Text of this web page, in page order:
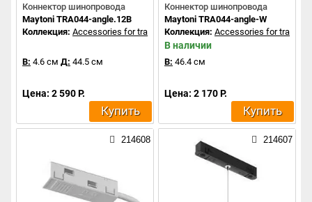
Коннектор шинопровода
Maytoni TRA044-angle.12B
Коллекция: Accessories for tracks Exility
В: 4.6 см Д: 44.5 см
Цена: 2 590 Р.
Купить
Коннектор шинопровода
Maytoni TRA044-angle-W
Коллекция: Accessories for tracks
В наличии
В: 46.4 см
Цена: 2 170 Р.
Купить
214608 214607